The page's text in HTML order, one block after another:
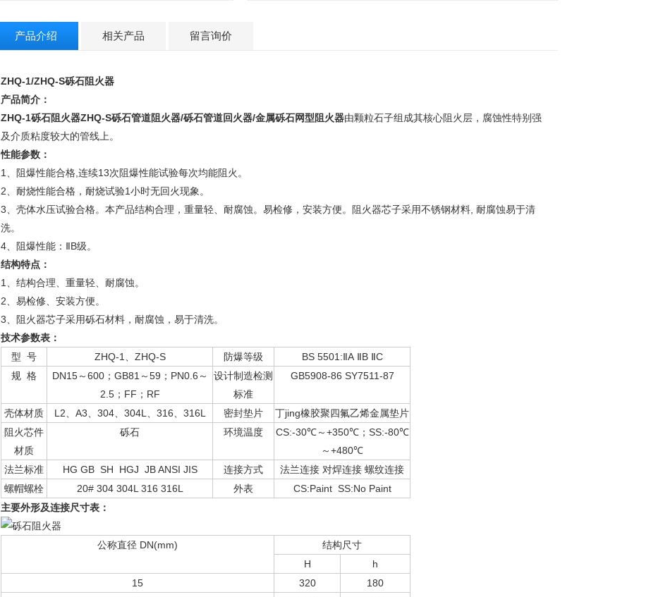
产品介绍 相关产品 留言询价
ZHQ-1/ZHQ-S砾石阻火器
产品简介：
ZHQ-1砾石阻火器ZHQ-S砾石管道阻火器/砾石管道回火器/金属砾石网型阻火器由颗粒石子组成其核心阻火层，腐蚀性特别强
及介质粘度较大的管线上。
性能参数：
1、阻爆性能合格,连续13次阻爆性能试验每次均能阻火。
2、耐烧性能合格，耐烧试验1小时无回火现象。
3、壳体水压试验合格。本产品结构合理，重量轻、耐腐蚀。易检修，安装方便。阻火器芯子采用不锈钢材料, 耐腐蚀易于清
洗。
4、阻爆性能：ⅡB级。
结构特点：
1、结构合理、重量轻、耐腐蚀。
2、易检修、安装方便。
3、阻火器芯子采用砾石材料，耐腐蚀，易于清洗。
技术参数表：
型 号
ZHQ-1、ZHQ-S 防爆等级
BS 5501:ⅡA ⅡB ⅡC
规 格
DN15～600；GB81～59；PN0.6～
2.5；FF；RF
设计制造检测
标准
GB5908-86 SY7511-87
壳体材质 L2、A3、304、304L、316、316L 密封垫片
丁jing橡胶聚四氟乙烯金属垫片
阻火芯件
材质
砾石 环境温度
CS:-30℃～+350℃；SS:-80℃
～+480℃
法兰标准
HG GB SH HGJ JB ANSI JIS 连接方式
法兰连接 对焊连接 螺纹连接
螺帽螺栓
20# 304 304L 316 316L 外表
CS:Paint SS:No Paint
主要外形及连接尺寸表：
公称直径 DN(mm)
结构尺寸
H
h
15
320
180